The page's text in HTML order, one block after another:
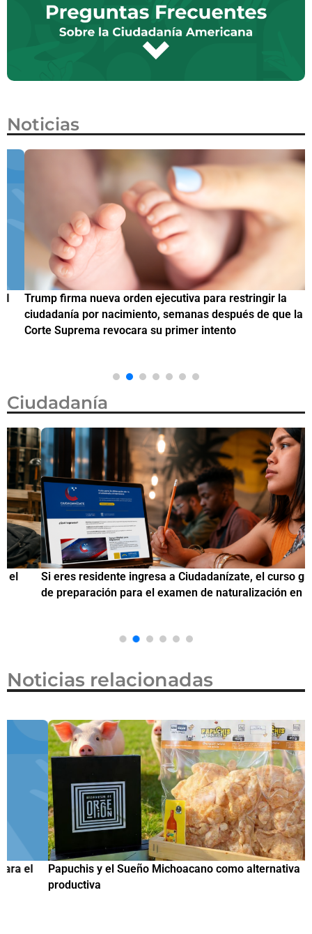
Noticias
Trump firma nueva orden ejecutiva para restringir la
ciudadanía por nacimiento, semanas después de que la
Corte Suprema revocara su primer intento
Ciudadanía
Si eres residente ingresa a Ciudadanízate, el curso gratuito
de preparación para el examen de naturalización en EUA
Noticias relacionadas
Papuchis y el Sueño Michoacano como alternativa
productiva